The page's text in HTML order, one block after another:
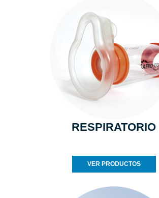
RESPIRATORIO
VER PRODUCTOS